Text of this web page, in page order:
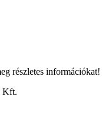
részletes információkat!
Kft.